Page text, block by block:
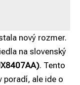
nový rozmer.
na slovenský
. Tento
poradí, ale ide o